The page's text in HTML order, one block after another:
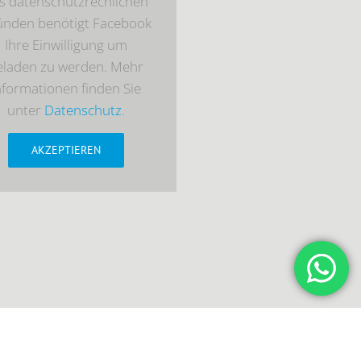
benötigt Facebook
Ihre Einwilligung um
zu werden. Mehr
finden Sie
unter Datenschutz.
AKZEPTIEREN